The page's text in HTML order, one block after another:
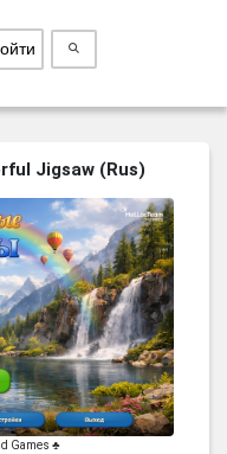
Jigsaw (Rus)
Games ♣